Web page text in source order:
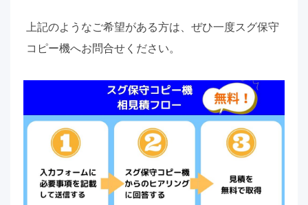
上記のようなご希望がある方は、ぜひ一度スグ保守
コピー機へお問合せください。